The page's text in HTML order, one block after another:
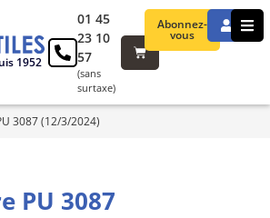
1952
Abonnez-
vous
01 45
23 10
57
(sans
surtaxe)
3087 (12/3/2024)
PU 3087